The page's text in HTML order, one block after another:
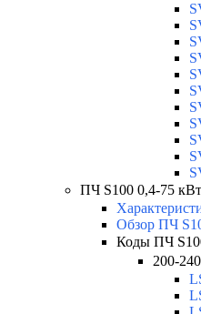
ПЧ S100 0,4-75 кВт
Обзор ПЧ
Коды ПЧ
200-